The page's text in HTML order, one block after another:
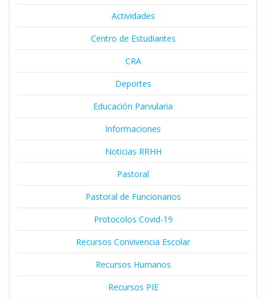
Actividades
Centro de Estudiantes
CRA
Deportes
Educación Parvularia
Informaciones
Noticias RRHH
Pastoral
Pastoral de Funcionarios
Protocolos Covid-19
Recursos Convivencia Escolar
Recursos Humanos
Recursos PIE